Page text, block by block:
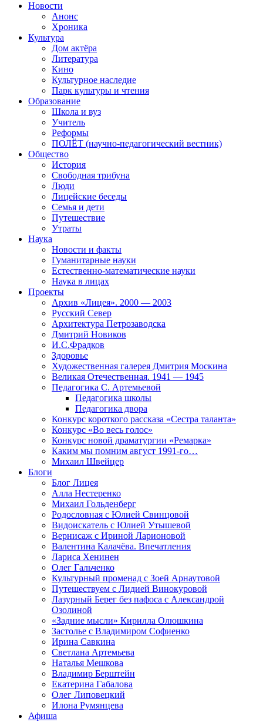
Новости
Анонс
Хроника
Культура
Дом актёра
Литература
Кино
Культурное наследие
Парк культуры и чтения
Образование
Школа и вуз
Учитель
Реформы
ПОЛЁТ (научно-педагогический вестник)
Общество
История
Свободная трибуна
Люди
Лицейские беседы
Семья и дети
Путешествие
Утраты
Наука
Новости и факты
Гуманитарные науки
Естественно-математические науки
Наука в лицах
Проекты
Архив «Лицея». 2000 — 2003
Русский Север
Архитектура Петрозаводска
Дмитрий Новиков
И.С.Фрадков
Здоровье
Художественная галерея Дмитрия Москина
Великая Отечественная. 1941 — 1945
Педагогика С. Артемьевой
Педагогика школы
Педагогика двора
Конкурс короткого рассказа «Сестра таланта»
Конкурс «Во весь голос»
Конкурс новой драматургии «Ремарка»
Каким мы помним август 1991-го…
Михаил Швейцер
Блоги
Блог Лицея
Алла Нестеренко
Михаил Гольденберг
Родословная с Юлией Свинцовой
Видоискатель с Юлией Утышевой
Вернисаж с Ириной Ларионовой
Валентина Калачёва. Впечатления
Лариса Хенинен
Олег Гальченко
Культурный променад с Зоей Арнаутовой
Путешествуем с Лидией Винокуровой
Лазурный Берег без пафоса с Александрой
Озолиной
«Задние мысли» Кирилла Олюшкина
Застолье с Владимиром Софиенко
Ирина Савкина
Светлана Артемьева
Наталья Мешкова
Владимир Берштейн
Екатерина Габалова
Олег Липовецкий
Илона Румянцева
Афиша